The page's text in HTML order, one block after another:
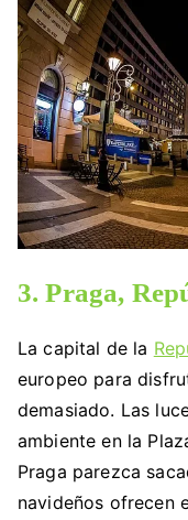
3. Praga,
La capital de la
europeo para
demasiado. Las
ambiente en la
Praga parezca
navideños ofrecen